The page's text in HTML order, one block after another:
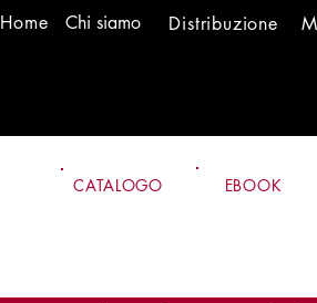
Home Chi siamo Distribuzione
CATALOGO EBOOK